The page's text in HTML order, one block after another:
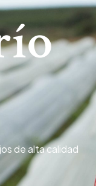
de alta calidad